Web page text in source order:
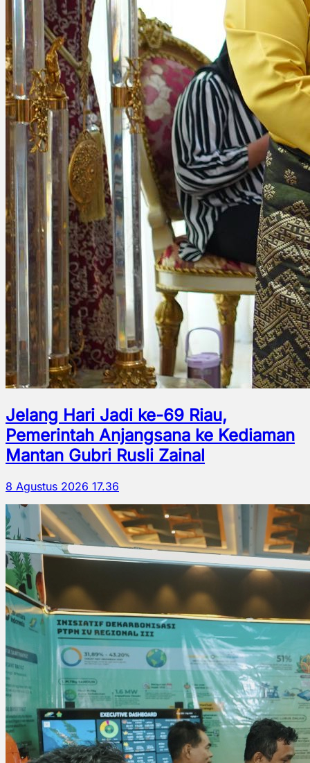
Jelang Hari Jadi ke-69 Riau,
Pemerintah Anjangsana ke Kediaman
Mantan Gubri Rusli Zainal
8 Agustus 2026 17.36